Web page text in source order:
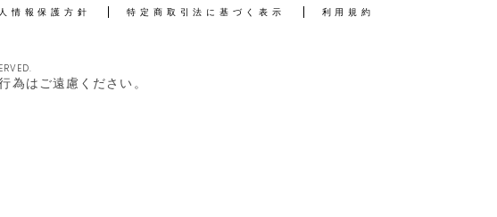
情報保護方針 特定商取引法に基づく表示 利用規約
はご遠慮ください。